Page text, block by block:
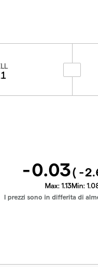
-0.03( -
Max: 1.13Min:
I prezzi sono in differita di